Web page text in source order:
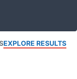
EXPLORE RESULTS